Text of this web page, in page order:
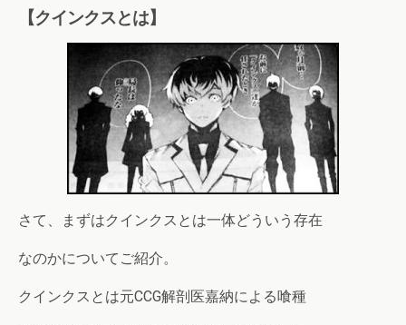
【クインクスとは】
さて、まずはクインクスとは一体どういう存在
なのかについてご紹介。
クインクスとは元CCG解剖医嘉納による喰種